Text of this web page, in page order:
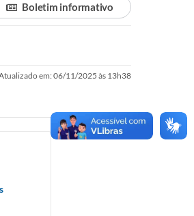
Boletim informativo
em: 06/11/2025 às 13h38